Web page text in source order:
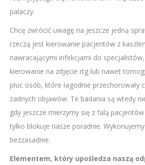
palaczy.
Chcę zwrócić uwagę na jeszcze jedną
rzeczą jest kierowanie pacjentów z
nawracającymi infekcjami do
kierowanie na zdjęcie rtg lub nawet
płuc osób, które łagodnie przechorowały
żadnych objawów. Te badania są wtedy
gdy jeszcze mierzymy się z falą
tylko blokuje nasze poradnie.
bezzasadnie.
Elementem, który upośledza naszą